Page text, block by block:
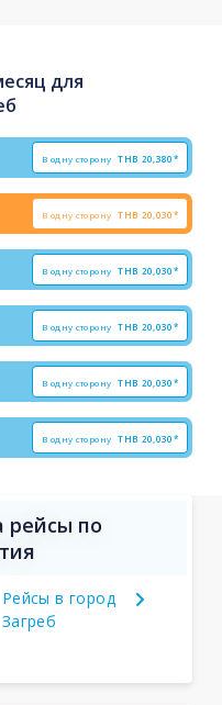
для
В одну сторону THB 20,380*
В одну сторону THB 20,030*
В одну сторону THB 20,030*
В одну сторону THB 20,030*
В одну сторону THB 20,030*
В одну сторону THB 20,030*
по
Рейсы в город
Загреб